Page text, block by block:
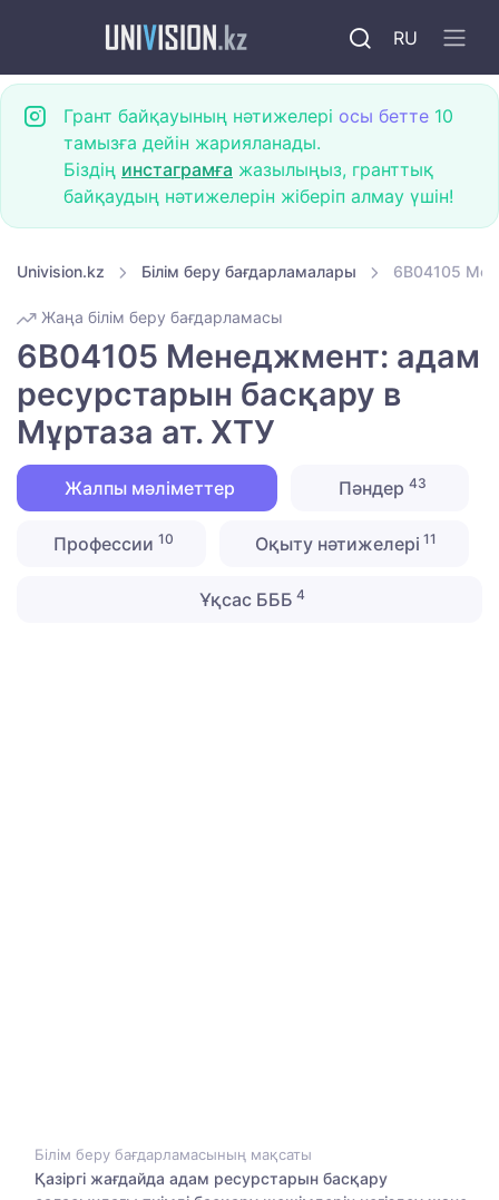
RU
Грант байқауының нәтижелері осы бетте 10
тамызға дейін жарияланады.
Біздің инстаграмға жазылыңыз, гранттық
байқаудың нәтижелерін жіберіп алмау үшін!
Univision.kz Білім беру бағдарламалары 6B04105
Жаңа білім беру бағдарламасы
6B04105 Менеджмент: адам
ресурстарын басқару в
Мұртаза ат. ХТУ
Жалпы мәліметтер Пәндер 43
Профессии 10 Оқыту нәтижелері 11
Ұқсас БББ 4
Білім беру бағдарламасының мақсаты
Қазіргі жағдайда адам ресурстарын басқару